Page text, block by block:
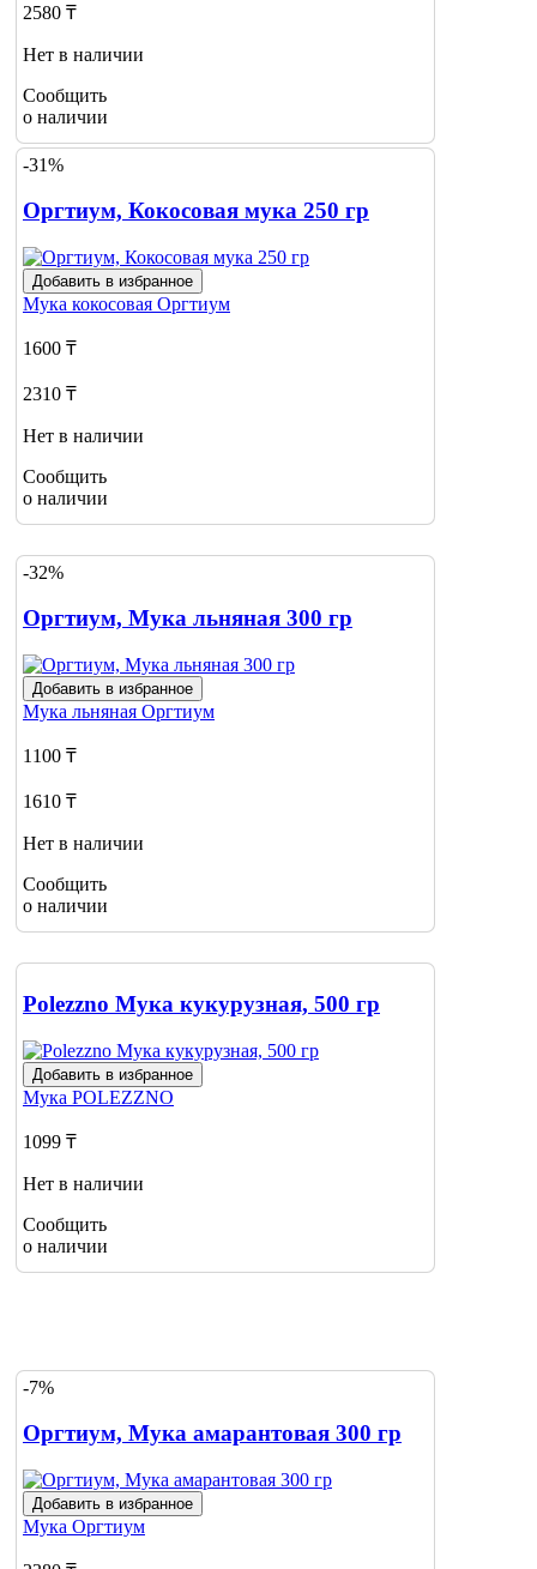
2580 ₸
Нет в наличии
Сообщить
о наличии
-31%
Оргтиум, Кокосовая мука 250 гр
Добавить в избранное
Мука кокосовая Оргтиум
1600 ₸
2310 ₸
Нет в наличии
Сообщить
о наличии
-32%
Оргтиум, Мука льняная 300 гр
Добавить в избранное
Мука льняная Оргтиум
1100 ₸
1610 ₸
Нет в наличии
Сообщить
о наличии
Polezzno Мука кукурузная, 500 гр
Добавить в избранное
Мука POLEZZNO
1099 ₸
Нет в наличии
Сообщить
о наличии
-7%
Оргтиум, Мука амарантовая 300 гр
Добавить в избранное
Мука Оргтиум